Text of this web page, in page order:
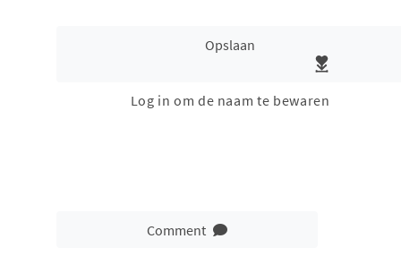
Opslaan
Log in om de naam te bewaren
Comment